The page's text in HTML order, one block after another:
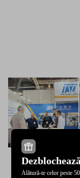
Alătură-te celor peste